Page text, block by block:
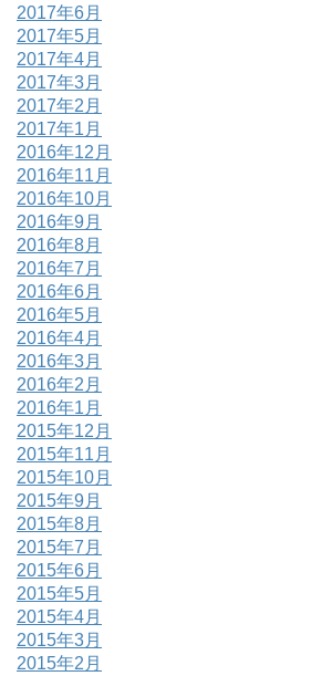
2017年6月
2017年5月
2017年4月
2017年3月
2017年2月
2017年1月
2016年12月
2016年11月
2016年10月
2016年9月
2016年8月
2016年7月
2016年6月
2016年5月
2016年4月
2016年3月
2016年2月
2016年1月
2015年12月
2015年11月
2015年10月
2015年9月
2015年8月
2015年7月
2015年6月
2015年5月
2015年4月
2015年3月
2015年2月